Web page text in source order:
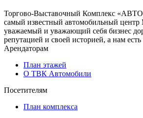
Торгово-Выставочный Комплекс
самый известный автомобильный
уважаемый и уважающий себя бизнес
репутацией и своей историей, а нам есть
Арендаторам
План этажей
О ТВК Автомобили
Посетителям
План комплекса